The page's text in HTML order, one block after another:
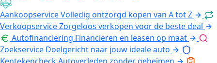
AankoopserviceVolledig ontzorgd kopen van A tot Z
VerkoopserviceZorgeloos verkopen voor de beste deal
Autofinanciering Financieren en leasen op maat
Zoekservice Doelgericht naar jouw ideale auto
KentekencheckAutoverleden zonder geheimen